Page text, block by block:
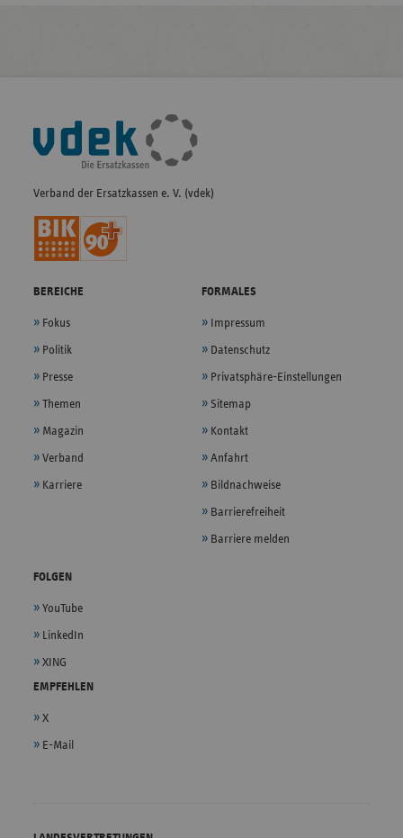
Fußleisten-
Navigation
Verband der Ersatzkassen e. V. (vdek)
BEREICHE
Fokus
Politik
Presse
Themen
Magazin
Verband
Karriere
FORMALES
Impressum
Datenschutz
Privatsphäre-Einstellungen
Sitemap
Kontakt
Anfahrt
Bildnachweise
Barrierefreiheit
Barriere melden
FOLGEN
YouTube
LinkedIn
XING
EMPFEHLEN
X
E-Mail